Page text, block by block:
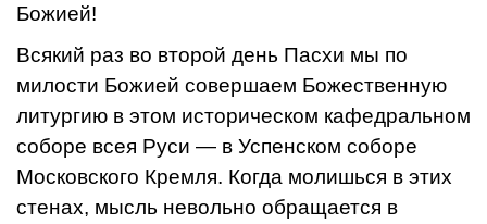
Божией!
Всякий раз во второй день Пасхи мы по
милости Божией совершаем Божественную
литургию в этом историческом кафедральном
соборе всея Руси — в Успенском соборе
Московского Кремля. Когда молишься в этих
стенах, мысль невольно обращается в